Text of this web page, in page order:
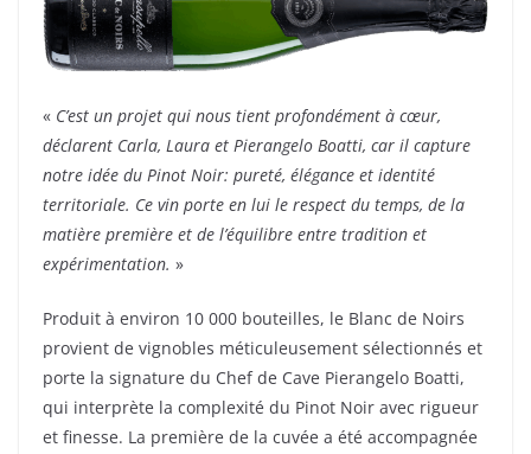
« C’est un projet qui nous tient profondément à cœur,
déclarent Carla, Laura et Pierangelo Boatti, car il capture
notre idée du Pinot Noir: pureté, élégance et identité
territoriale. Ce vin porte en lui le respect du temps, de la
matière première et de l’équilibre entre tradition et
expérimentation. »
Produit à environ 10 000 bouteilles, le Blanc de Noirs
provient de vignobles méticuleusement sélectionnés et
porte la signature du Chef de Cave Pierangelo Boatti,
qui interprète la complexité du Pinot Noir avec rigueur
et finesse. La première de la cuvée a été accompagnée